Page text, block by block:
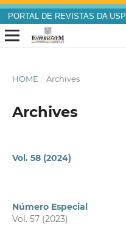
PORTAL DE REVISTAS DA USP
HOME / Archives
Archives
Vol. 58 (2024)
Número Especial
Vol. 57 (2023)